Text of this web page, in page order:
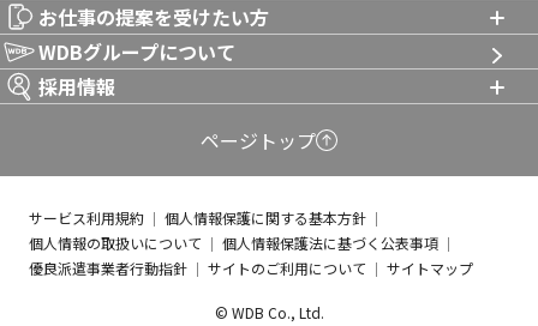
お仕事の提案を受けたい方
WDBグループについて
採用情報
ページトップ
サービス利用規約
個人情報保護に関する基本方針
個人情報の取扱いについて
個人情報保護法に基づく公表事項
優良派遣事業者行動指針
サイトのご利用について サイトマップ
© WDB Co., Ltd.